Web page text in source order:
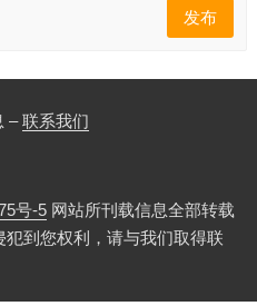
发布
–联系我们
号-5网站所刊载信息全部转载
到您权利，请与我们取得联